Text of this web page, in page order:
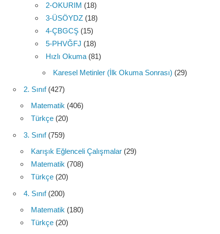
2-OKURIM (18)
3-ÜSÖYDZ (18)
4-ÇBGCŞ (15)
5-PHVĞFJ (18)
Hızlı Okuma (81)
Karesel Metinler (İlk Okuma Sonrası) (29)
2. Sınıf(427)
Matematik (406)
Türkçe (20)
3. Sınıf(759)
Karışık Eğlenceli Çalışmalar (29)
Matematik (708)
Türkçe (20)
4. Sınıf(200)
Matematik (180)
Türkçe (20)